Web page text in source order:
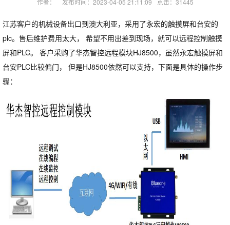
作者： 发布时间：2023-04-05 21:11:09 点击：31445
江苏客户的机械设备出口到澳大利亚，采用了永宏的触摸屏和台安的
plc。售后维护费用太大， 希望不用出差到现场，就可以远程控制触摸
屏和PLC。 客户采购了华杰智控远程模块HJ8500，虽然永宏触摸屏和
台安PLC比较偏门， 但是HJ8500依然可以支持，下面是具体的操作步
骤：